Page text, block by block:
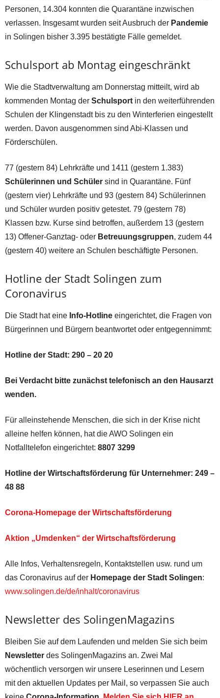
Personen, 14.304 konnten die Quarantäne inzwischen
verlassen. Insgesamt wurden seit Ausbruch der Pandemie
in Solingen bisher 3.395 bestätigte Fälle gemeldet.
Schulsport ab Montag eingeschränkt
Wie die Stadtverwaltung am Donnerstag mitteilt, wird ab
kommenden Montag der Schulsport in den weiterführenden
Schulen der Klingenstadt bis zu den Winterferien eingestellt
werden. Davon ausgenommen sind Abi-Klassen und
Förderschülen.
77 (gestern 84) Lehrkräfte und 1411 (gestern 1.383)
Schülerinnen und Schüler sind in Quarantäne. Fünf
(gestern vier) Lehrkräfte und 93 (gestern 84) Schülerinnen
und Schüler wurden positiv getestet. 79 (gestern 78)
Klassen bzw. Kurse sind betroffen, außerdem 13 (gestern
13) Offener-Ganztag- oder Betreuungsgruppen, zudem 44
(gestern 40) weitere an Schulen beschäftigte Personen.
Hotline der Stadt Solingen zum
Coronavirus
Die Stadt hat eine Info-Hotline eingerichtet, die Fragen von
Bürgerinnen und Bürgern beantwortet oder entgegennimmt:
Hotline der Stadt: 290 – 20 20
Bei Verdacht bitte zunächst telefonisch an den Hausarzt
wenden.
Für alleinstehende Menschen, die sich in der Krise nicht
alleine helfen können, hat die AWO Solingen ein
Notfalltelefon eingerichtet: 8807 3299
Hotline der Wirtschaftsförderung für Unternehmer: 249 –
48 88
Corona-Homepage der Wirtschaftsförderung
Aktion „Umdenken“ der Wirtschaftsförderung
Alle Infos, Verhaltensregeln, Kontaktstellen usw. rund um
das Coronavirus auf der Homepage der Stadt Solingen:
www.solingen.de/de/inhalt/coronavirus
Newsletter des SolingenMagazins
Bleiben Sie auf dem Laufenden und melden Sie sich beim
Newsletter des SolingenMagazins an. Zwei Mal
wöchentlich versorgen wir unsere Leserinnen und Lesern
mit den aktuellen Updates per Mail, so verpassen Sie auch